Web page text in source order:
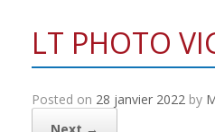
LT PHOTO
Posted on 28 janvier 2022 by